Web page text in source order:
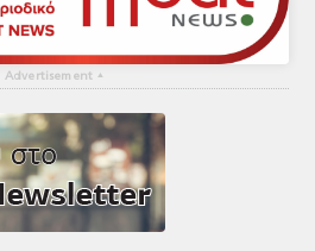
Advertisement ▴